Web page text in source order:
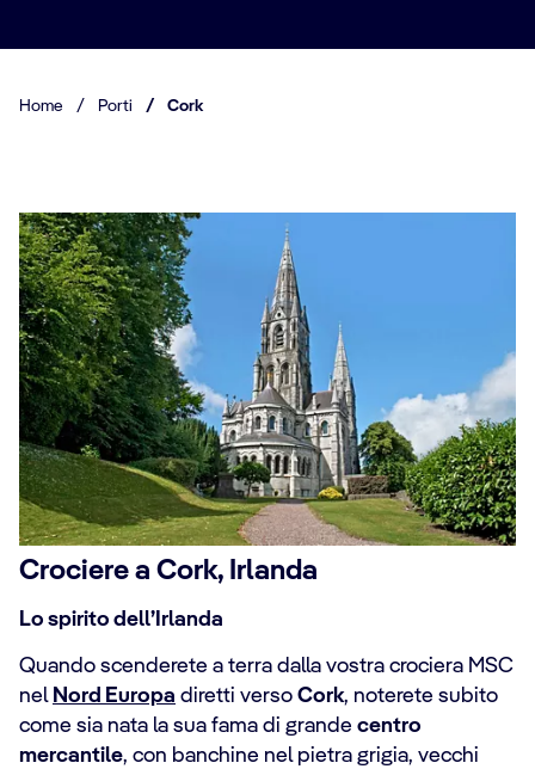
Home / Porti / Cork
Crociere a Cork, Irlanda
Lo spirito dell’Irlanda
Quando scenderete a terra dalla vostra crociera MSC
nel Nord Europa diretti verso Cork, noterete subito
come sia nata la sua fama di grande centro
mercantile, con banchine nel pietra grigia, vecchi